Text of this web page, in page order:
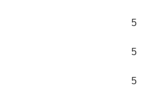
5
5
5